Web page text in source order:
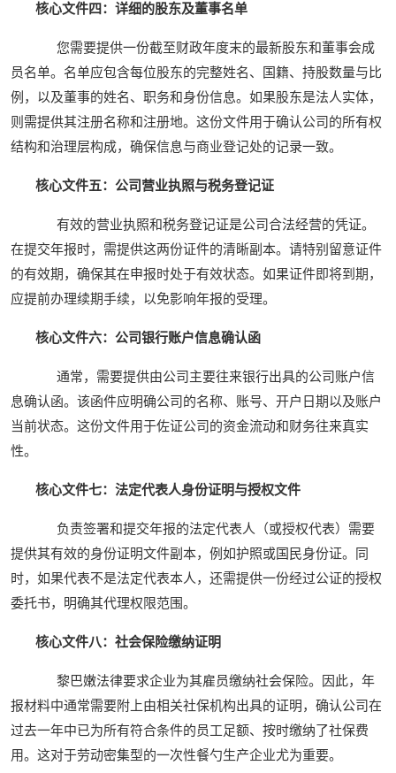
核心文件四：详细的股东及董事名单
您需要提供一份截至财政年度末的最新股东和董事会成
员名单。名单应包含每位股东的完整姓名、国籍、持股数量与比
例，以及董事的姓名、职务和身份信息。如果股东是法人实体，
则需提供其注册名称和注册地。这份文件用于确认公司的所有权
结构和治理层构成，确保信息与商业登记处的记录一致。
核心文件五：公司营业执照与税务登记证
有效的营业执照和税务登记证是公司合法经营的凭证。
在提交年报时，需提供这两份证件的清晰副本。请特别留意证件
的有效期，确保其在申报时处于有效状态。如果证件即将到期，
应提前办理续期手续，以免影响年报的受理。
核心文件六：公司银行账户信息确认函
通常，需要提供由公司主要往来银行出具的公司账户信
息确认函。该函件应明确公司的名称、账号、开户日期以及账户
当前状态。这份文件用于佐证公司的资金流动和财务往来真实
性。
核心文件七：法定代表人身份证明与授权文件
负责签署和提交年报的法定代表人（或授权代表）需要
提供其有效的身份证明文件副本，例如护照或国民身份证。同
时，如果代表不是法定代表本人，还需提供一份经过公证的授权
委托书，明确其代理权限范围。
核心文件八：社会保险缴纳证明
黎巴嫩法律要求企业为其雇员缴纳社会保险。因此，年
报材料中通常需要附上由相关社保机构出具的证明，确认公司在
过去一年中已为所有符合条件的员工足额、按时缴纳了社保费
用。这对于劳动密集型的一次性餐勺生产企业尤为重要。